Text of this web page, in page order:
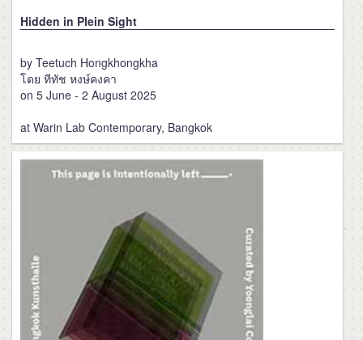
Hidden in Plein Sight
by Teetuch Hongkhongkha
โดย ทีทัช หงษ์คงคา
on 5 June - 2 August 2025
at Warin Lab Contemporary, Bangkok